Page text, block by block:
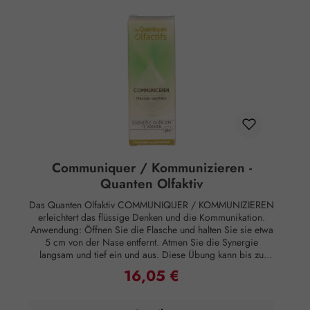
Communiquer / Kommunizieren -
Quanten Olfaktiv
Das Quanten Olfaktiv COMMUNIQUER / KOMMUNIZIEREN
erleichtert das flüssige Denken und die Kommunikation.
Anwendung: Öffnen Sie die Flasche und halten Sie sie etwa
5 cm von der Nase entfernt. Atmen Sie die Synergie
langsam und tief ein und aus. Diese Übung kann bis zu
dreimal täglich wiederholt werden, solange das Bedürfnis
besteht. Oder Sie verbreiten den Duft 20 Minuten lang im
Regulärer Preis:
16,05 €